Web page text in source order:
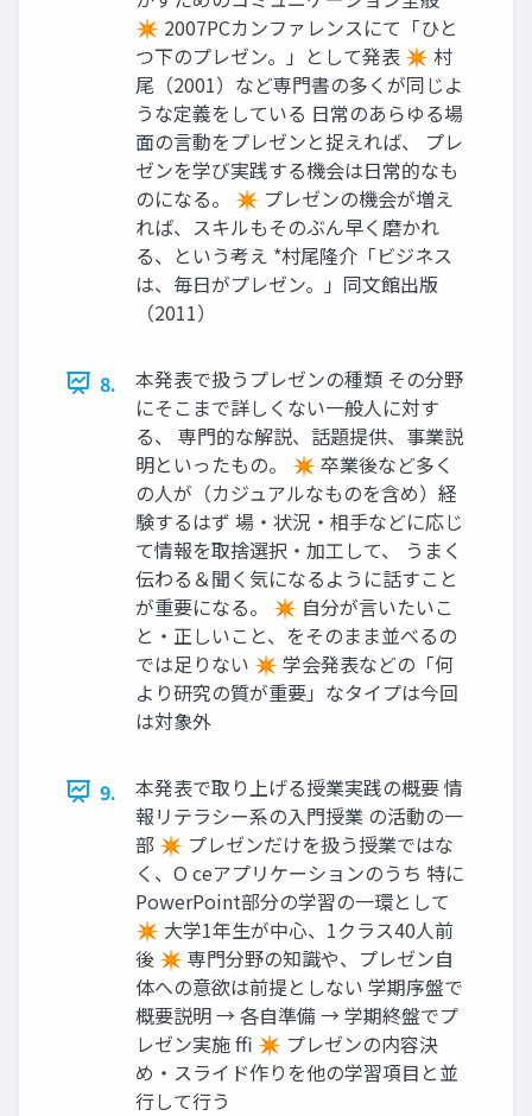
✴ 2007PCカンファレンスにて「ひと
つ下のプレゼン。」として発表 ✴ 村
尾（2001）など専門書の多くが同じよ
うな定義をしている 日常のあらゆる場
面の言動をプレゼンと捉えれば、 プレ
ゼンを学び実践する機会は日常的なも
のになる。 ✴ プレゼンの機会が増え
れば、スキルもそのぶん早く磨かれ
る、という考え *村尾隆介「ビジネス
は、毎日がプレゼン。」同文館出版
（2011）
8.
本発表で扱うプレゼンの種類 その分野
にそこまで詳しくない一般人に対す
る、 専門的な解説、話題提供、事業説
明といったもの。 ✴ 卒業後など多く
の人が（カジュアルなものを含め）経
験するはず 場・状況・相手などに応じ
て情報を取捨選択・加工して、 うまく
伝わる＆聞く気になるように話すこと
が重要になる。 ✴ 自分が言いたいこ
と・正しいこと、をそのまま並べるの
では足りない ✴ 学会発表などの「何
より研究の質が重要」なタイプは今回
は対象外
9.
本発表で取り上げる授業実践の概要 情
報リテラシー系の入門授業 の活動の一
部 ✴ プレゼンだけを扱う授業ではな
く、O ceアプリケーションのうち 特に
PowerPoint部分の学習の一環として
✴ 大学1年生が中心、1クラス40人前
後 ✴ 専門分野の知識や、プレゼン自
体への意欲は前提としない 学期序盤で
概要説明 → 各自準備 → 学期終盤でプ
レゼン実施 ffi ✴ プレゼンの内容決
め・スライド作りを他の学習項目と並
行して行う